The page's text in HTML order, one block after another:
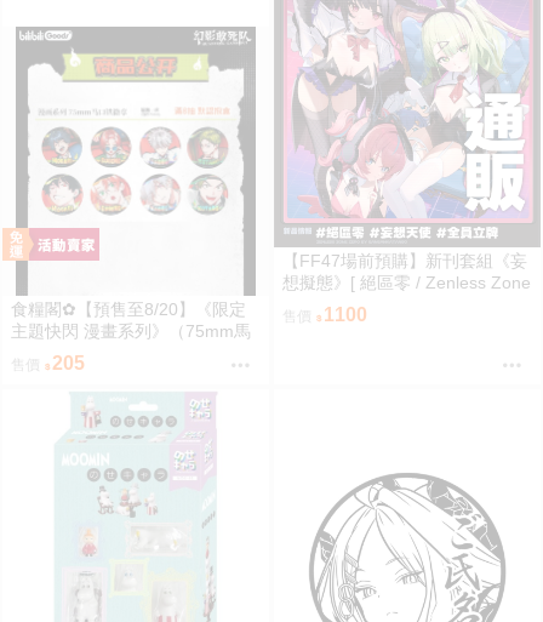
食糧閣✿【預售至8/20】《限定
主題快閃 漫畫系列》（75mm馬
口鐵徽章）惡靈剋星／幻影敢死
隊／主題快閃／宍喰野虎落／是
岸遊人／觀崎薰／多聞康太郎／
售價 205
【FF47場前預購】新刊套組《妄
想擬態》[ 絕區零 / Zenless Zone
Zero / 三酸化碳素 / 妄想天使 / 千
夏 / 愛芮 / 南宮羽 / 三小隻 / 夢想
售價 1100